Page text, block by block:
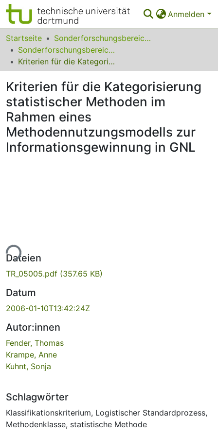
Anmelden
Bereiche & Sammlungen
Das gesamte Repositorium
FAQ
Leitlinien
Zurück zur Startseite
Startseite
Sonderforschungsbereiche
Sonderforschungsbereich (SFB) 559
Kriterien für die Kategorisierung statistischer Methoden im Rahmen eines Methodennutzungsmodells zur Informationsgewinnung in GNL
Kriterien für die Kategorisierung
statistischer Methoden im
Rahmen eines
Methodennutzungsmodells zur
Informationsgewinnung in GNL
Dateien
TR_05005.pdf (357.65 KB)
Datum
2006-01-10T13:42:24Z
Autor:innen
Fender, Thomas
Krampe, Anne
Kuhnt, Sonja
Schlagwörter
Klassifikationskriterium, Logistischer Standardprozess,
Methodenklasse, statistische Methode